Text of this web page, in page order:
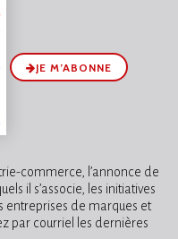
JE M’ABONNE
commerce, l’annonce de
il s’associe, les initiatives
entreprises de marques et
par courriel les dernières